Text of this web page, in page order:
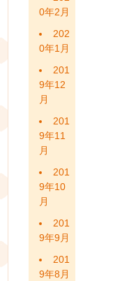
0年2月
202
0年1月
201
9年12
月
201
9年11
月
201
9年10
月
201
9年9月
201
9年8月